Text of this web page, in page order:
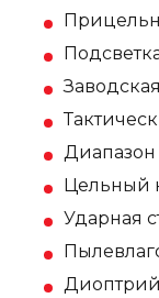
Диапазон
Цельный
Ударная